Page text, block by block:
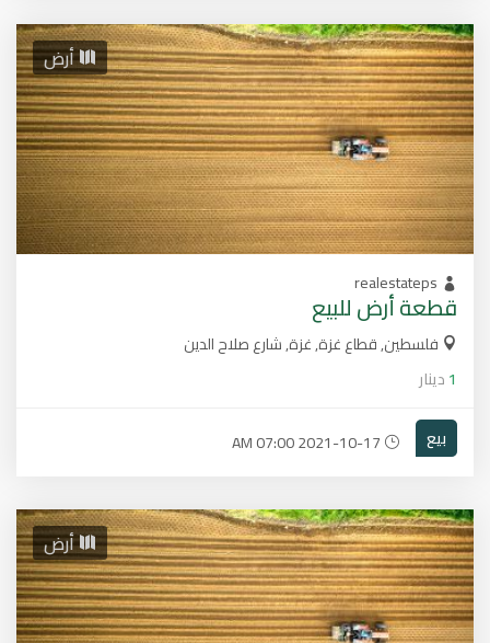
أرض
realestateps
قطعة أرض للبيع
فلسطين, قطاع غزة, غزة, شارع صلاح الدين
1دينار
بيع
أرض